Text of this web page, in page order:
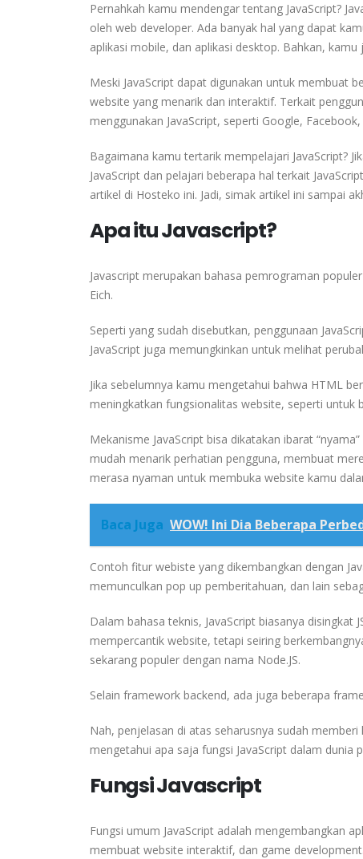
Pernahkah kamu mendengar tentang JavaScript?
oleh web developer. Ada banyak hal yang dapat
aplikasi mobile, dan aplikasi desktop. Bahkan,
Meski JavaScript dapat digunakan untuk membuat
website yang menarik dan interaktif. Terkait
menggunakan JavaScript, seperti Google,
Bagaimana kamu tertarik mempelajari JavaScript?
JavaScript dan pelajari beberapa hal terkait
artikel di Hosteko ini. Jadi, simak artikel ini sampai
Apa itu Javascript?
Javascript merupakan bahasa pemrograman
Eich.
Seperti yang sudah disebutkan, penggunaan
JavaScript juga memungkinkan untuk melihat
Jika sebelumnya kamu mengetahui bahwa HTML
meningkatkan fungsionalitas website, seperti untuk
Mekanisme JavaScript bisa dikatakan ibarat
mudah menarik perhatian pengguna, membuat
merasa nyaman untuk membuka website kamu
Baca Juga WOW! Ini Dia Beberapa
Contoh fitur webiste yang dikembangkan dengan
memunculkan pop up pemberitahuan, dan lain
Dalam bahasa teknis, JavaScript biasanya disingkat
mempercantik website, tetapi seiring
sekarang populer dengan nama Node.JS.
Selain framework backend, ada juga beberapa
Nah, penjelasan di atas seharusnya sudah
mengetahui apa saja fungsi JavaScript dalam dunia
Fungsi Javascript
Fungsi umum JavaScript adalah mengembangkan
membuat website interaktif, dan game development.